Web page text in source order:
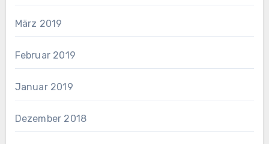
März 2019
Februar 2019
Januar 2019
Dezember 2018